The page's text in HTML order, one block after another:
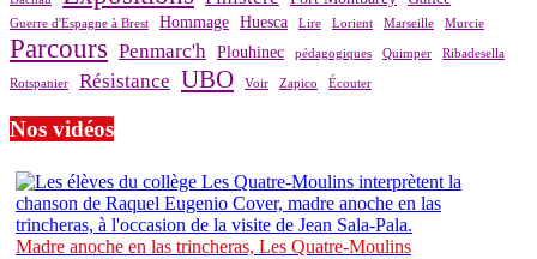
Guerre d'Espagne à Brest Hommage Huesca Lire Lorient Marseille Murcie
Parcours Penmarc'h Plouhinec pédagogiques Quimper Ribadesella
Rotspanier Résistance UBO Voir Zapico Écouter
Nos vidéos
Madre anoche en las trincheras, Les Quatre-Moulins